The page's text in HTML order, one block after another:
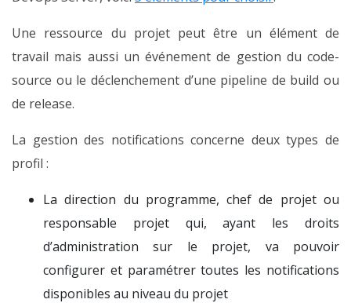
Une ressource du projet peut être un élément de
travail mais aussi un événement de gestion du code-
source ou le déclenchement d’une pipeline de build ou
de release.
La gestion des notifications concerne deux types de
profil :
La direction du programme, chef de projet ou
responsable projet qui, ayant les droits
d’administration sur le projet, va pouvoir
configurer et paramétrer toutes les notifications
disponibles au niveau du projet